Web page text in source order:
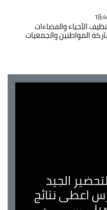
الأحياء والفضاءات
المواطنين والجمعيات
الجيد
اعطى نتائج